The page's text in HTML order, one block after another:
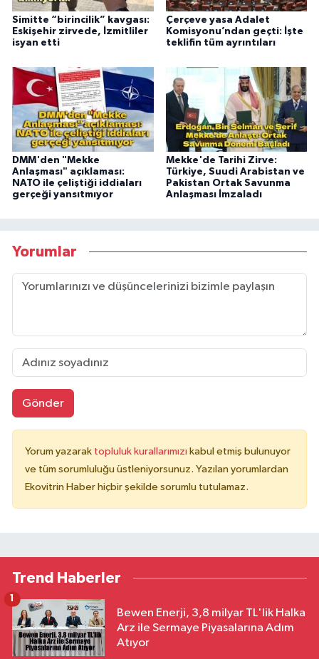
Simitte “birincilik” kavgası:
Eskişehir zirvede, İzmitliler
isyan etti
Çerçeve yasa Adalet
Komisyonu’ndan geçti: İşte
teklifin tüm ayrıntıları
DMM'den "Mekke
Anlaşması" açıklaması:
NATO ile çeliştiği iddiaları
gerçeği yansıtmıyor
Mekke'de Tarihi Zirve:
Türkiye, Suudi Arabistan ve
Pakistan Ortak Savunma
Anlaşması İmzaladı
Yorumlar
Gönder
Yorum yazarak topluluk kurallarımızı kabul etmiş bulunuyor
ve tüm sorumluluğu üstleniyorsunuz. Yazılan yorumlardan
Ekovitrin Haber hiçbir şekilde sorumlu tutulamaz.
Trend Haberler
Bewen Enerji, 3,8 milyar TL'lik Halka
Arz ile Sermaye Piyasalarına Adım
Atıyor
1